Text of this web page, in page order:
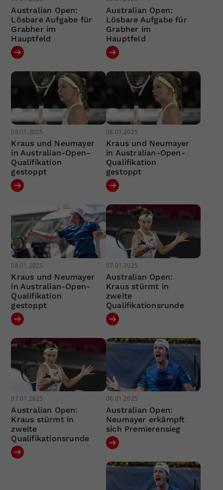
Australian Open:
Lösbare Aufgabe für
Grabher im
Hauptfeld
Australian Open:
Lösbare Aufgabe für
Grabher im
Hauptfeld
08.01.2025
Kraus und Neumayer
in Australian-Open-
Qualifikation
gestoppt
08.01.2025
Kraus und Neumayer
in Australian-Open-
Qualifikation
gestoppt
08.01.2025
Kraus und Neumayer
in Australian-Open-
Qualifikation
gestoppt
07.01.2025
Australian Open:
Kraus stürmt in
zweite
Qualifikationsrunde
07.01.2025
Australian Open:
Kraus stürmt in
zweite
Qualifikationsrunde
06.01.2025
Australian Open:
Neumayer erkämpft
sich Premierensieg